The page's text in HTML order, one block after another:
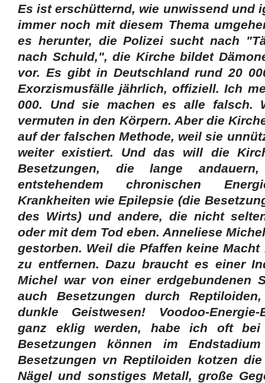
Es ist erschütternd, wie unwissend und
immer noch mit diesem Thema
es herunter, die Polizei sucht nach
nach Schuld,", die Kirche bildet
vor. Es gibt in Deutschland rund 20
Exorzismusfälle jährlich, offiziell. Ich
000. Und sie machen es alle falsch.
vermuten in den Körpern. Aber die
auf der falschen Methode, weil sie
weiter existiert. Und das will die
Besetzungen, die lange
entstehendem chronischen
Krankheiten wie Epilepsie (die
des Wirts) und andere, die nicht
oder mit dem Tod eben. Anneliese
gestorben. Weil die Pfaffen keine
zu entfernen. Dazu braucht es einer
Michel war von einer erdgebundenen
auch Besetzungen durch
dunkle Geistwesen! Voodoo-Energie-
ganz eklig werden, habe ich oft bei
Besetzungen können im
Besetzungen vn Reptiloiden kotzen
Nägel und sonstiges Metall, große